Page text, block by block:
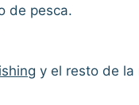
de pesca.
y el resto de la